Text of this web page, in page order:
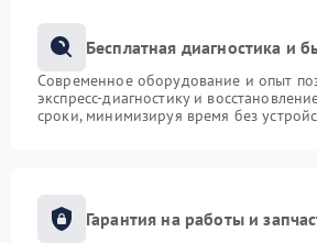
Бесплатная диагностика и
Современное оборудование и опыт
экспресс-диагностику и
сроки, минимизируя время без
Гарантия на работы и